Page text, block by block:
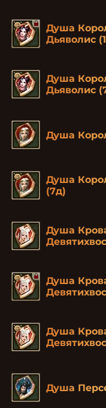
Душа
Дьяволис
Душа
Дьяволис
Душа
Душа
(7д)
Душа
Душа
Душа
Душа